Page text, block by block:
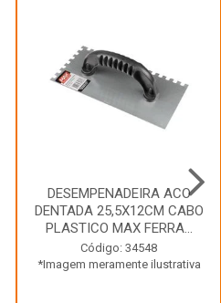
DESEMPENADEIRA ACO
DENTADA 25,5X12CM CABO
PLASTICO MAX FERRA...
Código: 34548
*Imagem meramente ilustrativa